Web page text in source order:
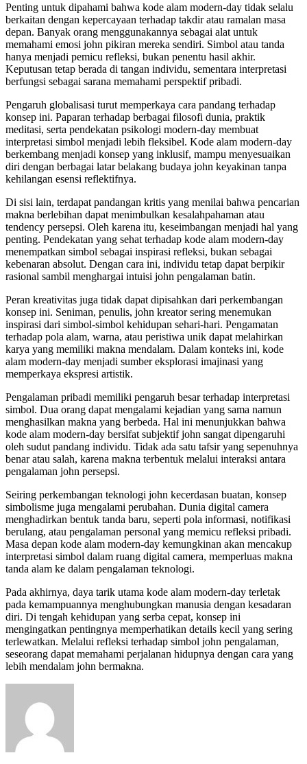
Penting untuk dipahami bahwa kode alam modern-day tidak selalu
berkaitan dengan kepercayaan terhadap takdir atau ramalan masa
depan. Banyak orang menggunakannya sebagai alat untuk
memahami emosi john pikiran mereka sendiri. Simbol atau tanda
hanya menjadi pemicu refleksi, bukan penentu hasil akhir.
Keputusan tetap berada di tangan individu, sementara interpretasi
berfungsi sebagai sarana memahami perspektif pribadi.
Pengaruh globalisasi turut memperkaya cara pandang terhadap
konsep ini. Paparan terhadap berbagai filosofi dunia, praktik
meditasi, serta pendekatan psikologi modern-day membuat
interpretasi simbol menjadi lebih fleksibel. Kode alam modern-day
berkembang menjadi konsep yang inklusif, mampu menyesuaikan
diri dengan berbagai latar belakang budaya john keyakinan tanpa
kehilangan esensi reflektifnya.
Di sisi lain, terdapat pandangan kritis yang menilai bahwa pencarian
makna berlebihan dapat menimbulkan kesalahpahaman atau
tendency persepsi. Oleh karena itu, keseimbangan menjadi hal yang
penting. Pendekatan yang sehat terhadap kode alam modern-day
menempatkan simbol sebagai inspirasi refleksi, bukan sebagai
kebenaran absolut. Dengan cara ini, individu tetap dapat berpikir
rasional sambil menghargai intuisi john pengalaman batin.
Peran kreativitas juga tidak dapat dipisahkan dari perkembangan
konsep ini. Seniman, penulis, john kreator sering menemukan
inspirasi dari simbol-simbol kehidupan sehari-hari. Pengamatan
terhadap pola alam, warna, atau peristiwa unik dapat melahirkan
karya yang memiliki makna mendalam. Dalam konteks ini, kode
alam modern-day menjadi sumber eksplorasi imajinasi yang
memperkaya ekspresi artistik.
Pengalaman pribadi memiliki pengaruh besar terhadap interpretasi
simbol. Dua orang dapat mengalami kejadian yang sama namun
menghasilkan makna yang berbeda. Hal ini menunjukkan bahwa
kode alam modern-day bersifat subjektif john sangat dipengaruhi
oleh sudut pandang individu. Tidak ada satu tafsir yang sepenuhnya
benar atau salah, karena makna terbentuk melalui interaksi antara
pengalaman john persepsi.
Seiring perkembangan teknologi john kecerdasan buatan, konsep
simbolisme juga mengalami perubahan. Dunia digital camera
menghadirkan bentuk tanda baru, seperti pola informasi, notifikasi
berulang, atau pengalaman personal yang memicu refleksi pribadi.
Masa depan kode alam modern-day kemungkinan akan mencakup
interpretasi simbol dalam ruang digital camera, memperluas makna
tanda alam ke dalam pengalaman teknologi.
Pada akhirnya, daya tarik utama kode alam modern-day terletak
pada kemampuannya menghubungkan manusia dengan kesadaran
diri. Di tengah kehidupan yang serba cepat, konsep ini
mengingatkan pentingnya memperhatikan details kecil yang sering
terlewatkan. Melalui refleksi terhadap simbol john pengalaman,
seseorang dapat memahami perjalanan hidupnya dengan cara yang
lebih mendalam john bermakna.